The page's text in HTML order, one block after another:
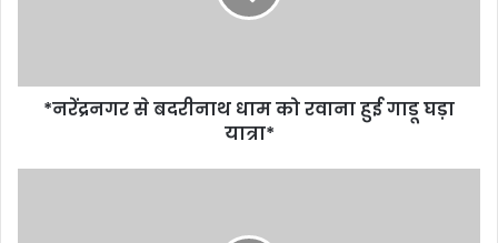
*नरेंद्रनगर से बदरीनाथ धाम को रवाना हुई गाडू घड़ा
यात्रा*